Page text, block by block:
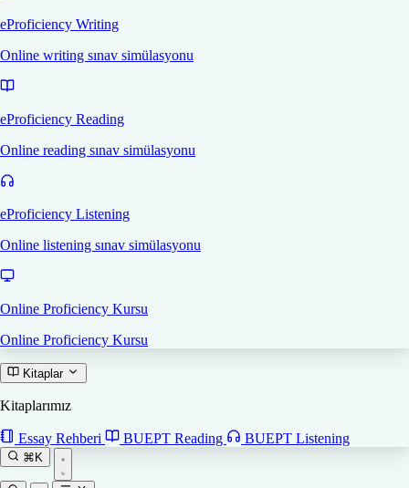
eProficiency Writing
Online writing sınav simülasyonu
eProficiency Reading
Online reading sınav simülasyonu
eProficiency Listening
Online listening sınav simülasyonu
Online Proficiency Kursu
Online Proficiency Kursu
Kitaplar
Kitaplarımız
Essay Rehberi BUEPT Reading BUEPT Listening
⌘K